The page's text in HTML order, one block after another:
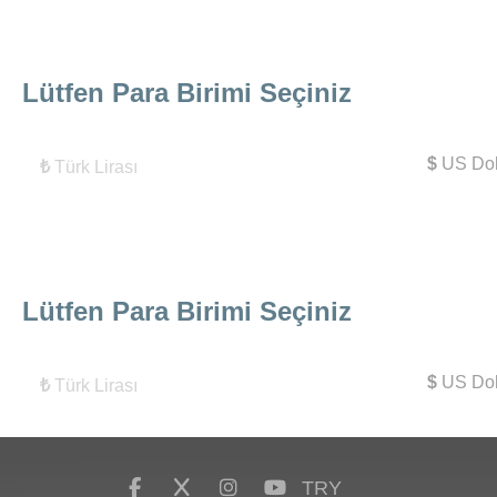
Lütfen Para Birimi Seçiniz
₺ Türk Lirası $US
Lütfen Para Birimi Seçiniz
₺ Türk Lirası $US
TRY